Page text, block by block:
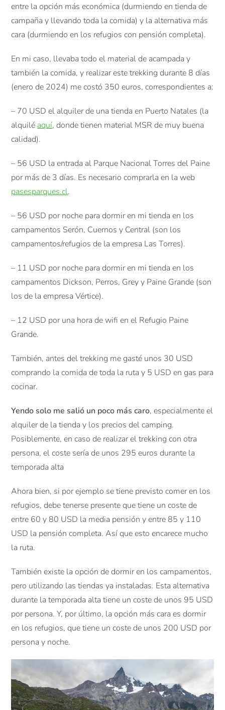
entre la opción más económica (durmiendo en tienda de
campaña y llevando toda la comida) y la alternativa más
cara (durmiendo en los refugios con pensión completa).
En mi caso, llevaba todo el material de acampada y
también la comida, y realizar este trekking durante 8 días
(enero de 2024) me costó 350 euros, correspondientes a:
– 70 USD el alquiler de una tienda en Puerto Natales (la
alquilé aquí, donde tienen material MSR de muy buena
calidad).
– 56 USD la entrada al Parque Nacional Torres del Paine
por más de 3 días. Es necesario comprarla en la web
pasesparques.cl.
– 56 USD por noche para dormir en mi tienda en los
campamentos Serón, Cuernos y Central (son los
campamentos/refugios de la empresa Las Torres).
– 11 USD por noche para dormir en mi tienda en los
campamentos Dickson, Perros, Grey y Paine Grande (son
los de la empresa Vértice).
– 12 USD por una hora de wifi en el Refugio Paine
Grande.
También, antes del trekking me gasté unos 30 USD
comprando la comida de toda la ruta y 5 USD en gas para
cocinar.
Yendo solo me salió un poco más caro, especialmente el
alquiler de la tienda y los precios del camping.
Posiblemente, en caso de realizar el trekking con otra
persona, el coste sería de unos 295 euros durante la
temporada alta
Ahora bien, si por ejemplo se tiene previsto comer en los
refugios, debe tenerse presente que tiene un coste de
entre 60 y 80 USD la media pensión y entre 85 y 110
USD la pensión completa. Así que esto encarece mucho
la ruta.
También existe la opción de dormir en los campamentos,
pero utilizando las tiendas ya instaladas. Esta alternativa
durante la temporada alta tiene un coste de unos 95 USD
por persona. Y, por último, la opción más cara es dormir
en los refugios, que tiene un coste de unos 200 USD por
persona y noche.